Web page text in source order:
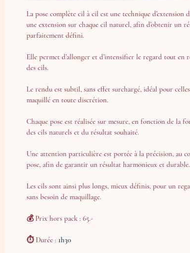
La pose complète cil à cil est une technique d’extension
une extension sur chaque cil naturel, afin d’obtenir un
parfaitement défini.
Elle permet d’allonger et d’intensifier le regard tout en
des cils.
Le rendu est subtil, sans effet surchargé, idéal pour
maquillé en toute discrétion.
Chaque pose est réalisée sur mesure, en fonction de la
des cils naturels et du résultat souhaité.
Une attention particulière est portée à la précision, au
pose, afin de garantir un résultat harmonieux et durable.
Les cils sont ainsi plus longs, mieux définis, pour un
sans besoin de maquillage.
💰 Prix hors pack : 65.-
⏱ Durée : 1h30